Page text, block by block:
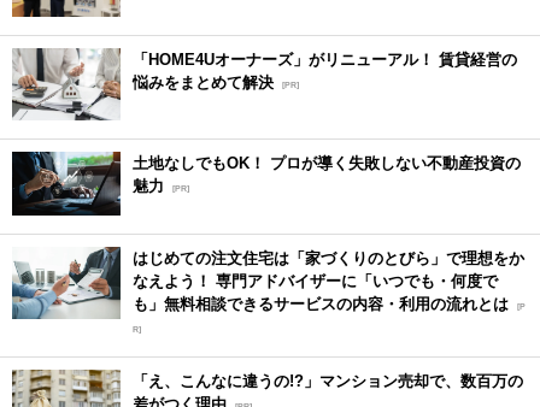
「HOME4Uオーナーズ」がリニューアル！ 賃貸経営の
悩みをまとめて解決 [PR]
土地なしでもOK！ プロが導く失敗しない不動産投資の
魅力
[PR]
はじめての注文住宅は「家づくりのとびら」で理想をか
なえよう！ 専門アドバイザーに「いつでも・何度で
も」無料相談できるサービスの内容・利用の流れとは [P
R]
「え、こんなに違うの!?」マンション売却で、数百万の
差がつく理由